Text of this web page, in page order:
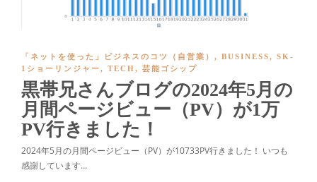
「ネットを使った」ビジネスのコツ（自営業） , BUSINESS, SK-
1ショーリンジャー, TECH, 芸能ゴシップ
黒帯兄さんブログの2024年5月の
月間ページビュー（PV）が1万
PV行きました！
2024年5月の月間ページビュー（PV）が10733PV行きました！ いつも
感謝しています…